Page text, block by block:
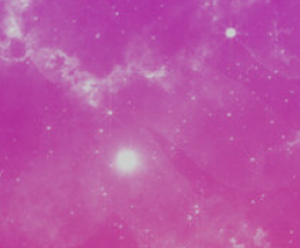
Mostrar 9 18 24